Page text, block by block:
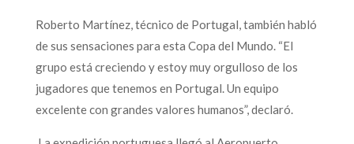
Roberto Martínez, técnico de Portugal, también habló
de sus sensaciones para esta Copa del Mundo. “El
grupo está creciendo y estoy muy orgulloso de los
jugadores que tenemos en Portugal. Un equipo
excelente con grandes valores humanos”, declaró.